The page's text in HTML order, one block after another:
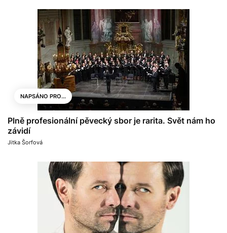
NAPSÁNO PRO...
Plně profesionální pěvecký sbor je rarita. Svět nám ho
závidí
Jitka Šorfová